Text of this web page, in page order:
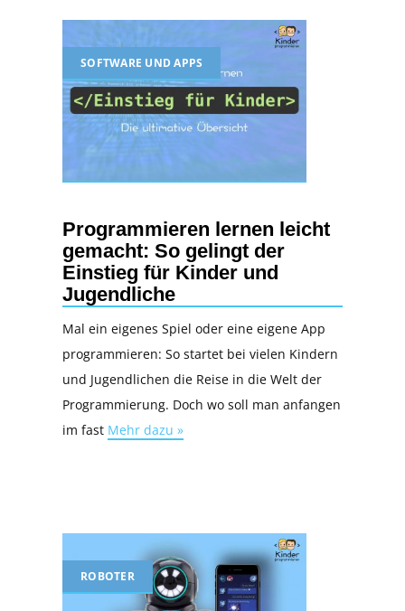
SOFTWARE UND APPS
Programmieren lernen leicht
gemacht: So gelingt der
Einstieg für Kinder und
Jugendliche
Mal ein eigenes Spiel oder eine eigene App
programmieren: So startet bei vielen Kindern
und Jugendlichen die Reise in die Welt der
Programmierung. Doch wo soll man anfangen
im fast Mehr dazu »
ROBOTER